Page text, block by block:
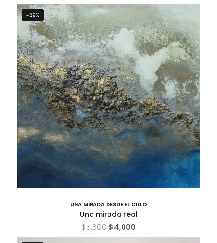
-29%
UNA MIRADA DESDE EL CIELO
Una mirada real
$5,600 $4,000